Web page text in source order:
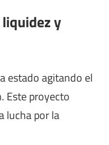
y
estado agitando el
Este proyecto
lucha por la